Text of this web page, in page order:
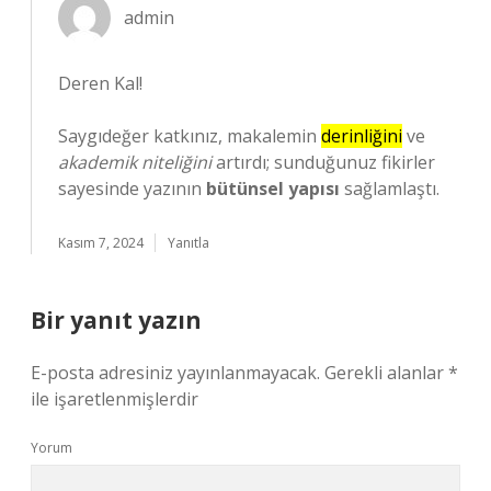
admin
Deren Kal!
Saygıdeğer katkınız, makalemin derinliğini ve
akademik niteliğiniartırdı; sunduğunuz fikirler
sayesinde yazının bütünsel yapısı sağlamlaştı.
Kasım 7, 2024 Yanıtla
Bir yanıt yazın
E-posta adresiniz yayınlanmayacak. Gerekli alanlar*
ile işaretlenmişlerdir
Yorum